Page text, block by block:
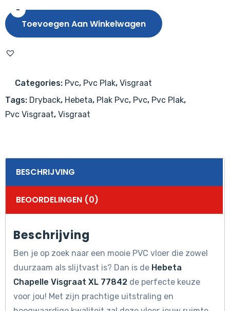
-
Hebeta
Chapelle
XL
aantal
Toevoegen Aan Winkelwagen
Categories: Pvc, Pvc Plak, Visgraat
Tags: Dryback, Hebeta, Plak Pvc, Pvc, Pvc Plak,
Pvc Visgraat, Visgraat
BESCHRIJVING
BEOORDELINGEN (0)
Beschrijving
Ben je op zoek naar een mooie PVC vloer die zowel
duurzaam als slijtvast is? Dan is de Hebeta
Chapelle Visgraat XL 77842 de perfecte keuze
voor jou! Met zijn prachtige uitstraling en